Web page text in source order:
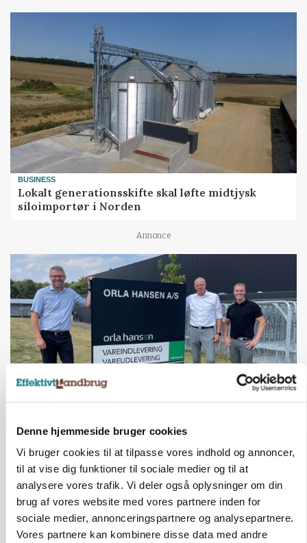
Denne hjemmeside bruger cookies
Vi bruger cookies til at tilpasse vores indhold og annoncer,
til at vise dig funktioner til sociale medier og til at
analysere vores trafik. Vi deler også oplysninger om din
brug af vores website med vores partnere inden for
sociale medier, annonceringspartnere og analysepartnere.
Vores partnere kan kombinere disse data med andre
BUSINESS
Lokalt generationsskifte skal løfte midtjysk
siloimportør i Norden
Annonce
Efter fire årtier: Familieejet vestjysk producent
af staldinventar får ny medejer
KULTUR
Største Manitou fik gammel vindmølle til at
snurre igen